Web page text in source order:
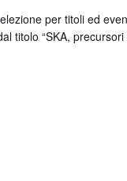
per titoli ed
titolo “SKA,